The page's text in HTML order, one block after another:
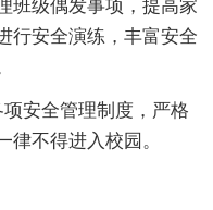
班级偶发事项，提高家
行安全演练，丰富安全
安全管理制度，严格
不得进入校园。